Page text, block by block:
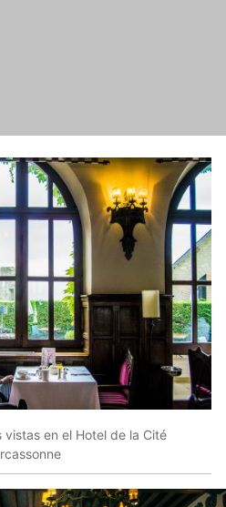
vistas en el Hotel de la Cité